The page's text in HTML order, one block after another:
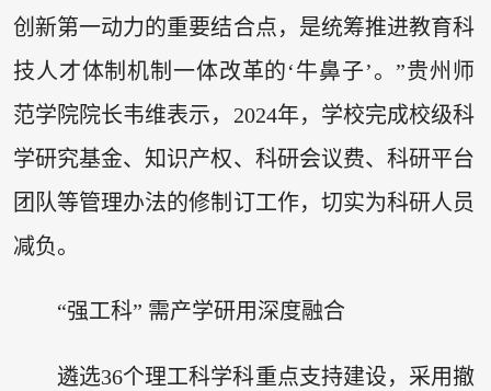
创新第一动力的重要结合点，是统筹推进教育科
技人才体制机制一体改革的‘牛鼻子’。”贵州师
范学院院长韦维表示，2024年，学校完成校级科
学研究基金、知识产权、科研会议费、科研平台
团队等管理办法的修制订工作，切实为科研人员
减负。
“强工科” 需产学研用深度融合
遴选36个理工科学科重点支持建设，采用撤